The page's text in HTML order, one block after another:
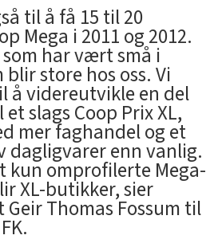
til å få 15 til 20
Mega i 2011 og 2012.
har vært små i
blir store hos oss. Vi
å videreutvikle en del
slags Coop Prix XL,
mer faghandel og et
dagligvarer enn vanlig.
kun omprofilerte Mega-
XL-butikker, sier
Thomas Fossum til